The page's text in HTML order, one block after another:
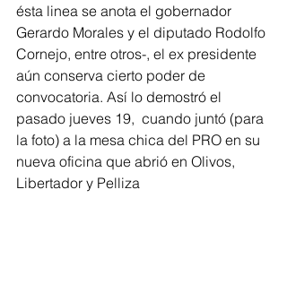
ésta linea se anota el gobernador
Gerardo Morales y el diputado Rodolfo
Cornejo, entre otros-, el ex presidente
aún conserva cierto poder de
convocatoria. Así lo demostró el
pasado jueves 19,  cuando juntó (para
la foto) a la mesa chica del PRO en su
nueva oficina que abrió en Olivos,
Libertador y Pelliza